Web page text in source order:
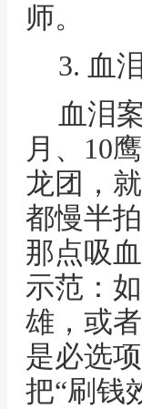
师。
3. 血
血泪
月、10
龙团，
都慢半
那点吸
示范：
雄，或
是必选
把“刷钱